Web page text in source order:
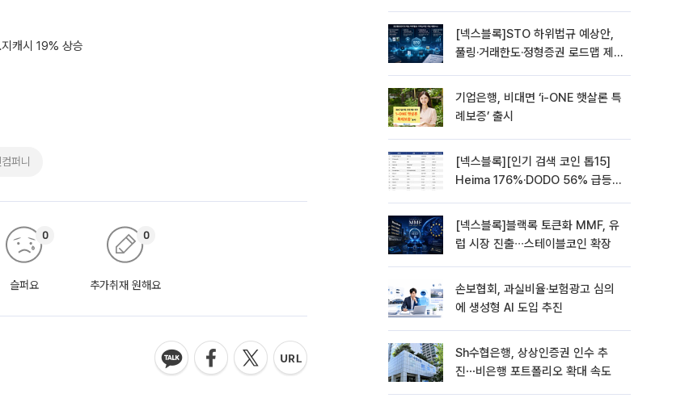
캐시 19% 상승
퍼니
슬퍼요
0
추가취재 원해요
0
[넥스블록]STO 하위법규 예상안,
풀링·거래한도·정형증권 로드맵 제
기업은행, 비대면 ‘i-ONE 햇살론 특
례보증’ 출시
[넥스블록][인기 검색 코인 톱15]
Heima 176%·DODO 56% 급등…
[넥스블록]블랙록 토큰화 MMF, 유
럽 시장 진출∙∙∙스테이블코인 확장
손보협회, 과실비율·보험광고 심의
에 생성형 AI 도입 추진
Sh수협은행, 상상인증권 인수 추
진⋯비은행 포트폴리오 확대 속도